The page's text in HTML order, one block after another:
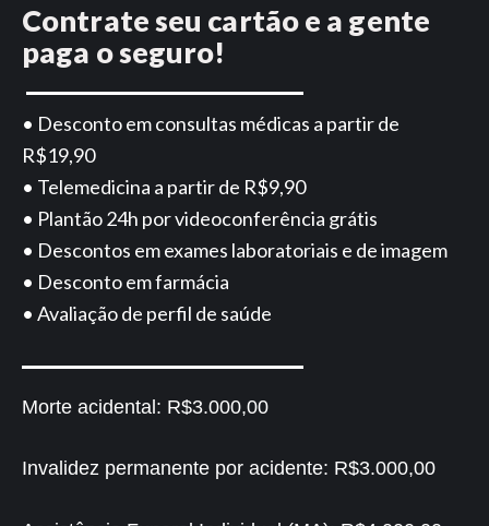
Contrate seu cartão e a gente
paga o seguro!
• Desconto em consultas médicas a partir de
R$19,90
• Telemedicina a partir de R$9,90
• Plantão 24h por videoconferência grátis
• Descontos em exames laboratoriais e de imagem
• Desconto em farmácia
• Avaliação de perfil de saúde
Morte acidental: R$3.000,00
Invalidez permanente por acidente: R$3.000,00